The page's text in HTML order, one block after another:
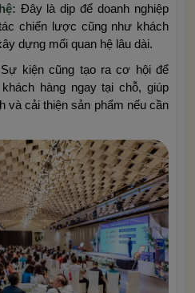
Đây là dịp để doanh nghiệp
chiến lược cũng như khách
dựng mối quan hệ lâu dài.
Sự kiện cũng tạo ra cơ hội để
hàng ngay tại chỗ, giúp
và cải thiện sản phẩm nếu cần